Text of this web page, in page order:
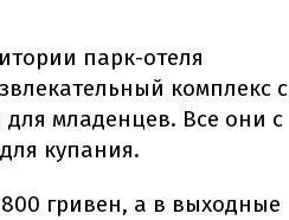
парк-отеля
комплекс с
младенцев. Все они с
купания.
гривен, а в выходные